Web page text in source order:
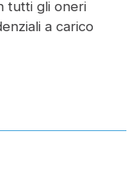
tutti gli oneri
a carico